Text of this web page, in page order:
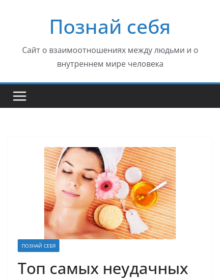
содержимомуПознай себя
Сайт о взаимоотношениях между людьми и о
внутреннем мире человека
ПОЗНАЙ СЕБЯ
Топ самых неудачных